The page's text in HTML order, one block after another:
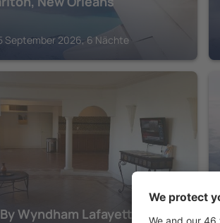
September 2026, 6 Nächte
Wyndham Lafayette